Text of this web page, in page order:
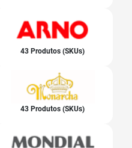
43 Produtos (SKUs)
43 Produtos (SKUs)